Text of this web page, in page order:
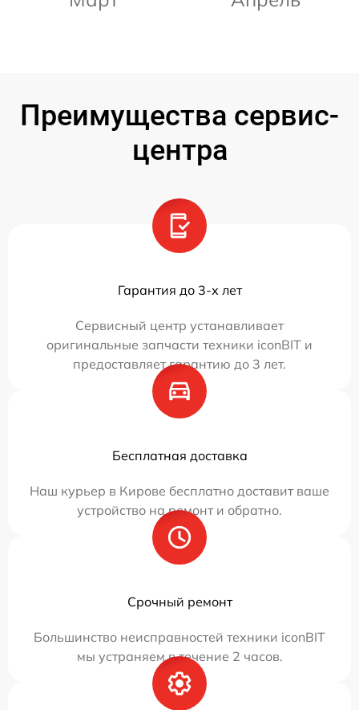
Преимущества сервис-
центра
Гарантия до 3-х лет
Сервисный центр устанавливает
оригинальные запчасти техники iconBIT и
предоставляет гарантию до 3 лет.
Бесплатная доставка
Наш курьер в Кирове бесплатно доставит ваше
устройство на ремонт и обратно.
Срочный ремонт
Большинство неисправностей техники iconBIT
мы устраняем в течение 2 часов.